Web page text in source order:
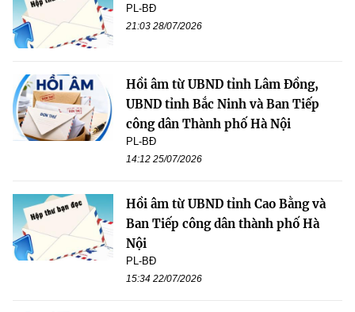
PL-BĐ
21:03 28/07/2026
Hồi âm từ UBND tỉnh Lâm Đồng,
UBND tỉnh Bắc Ninh và Ban Tiếp
công dân Thành phố Hà Nội
PL-BĐ
14:12 25/07/2026
Hồi âm từ UBND tỉnh Cao Bằng và
Ban Tiếp công dân thành phố Hà
Nội
PL-BĐ
15:34 22/07/2026